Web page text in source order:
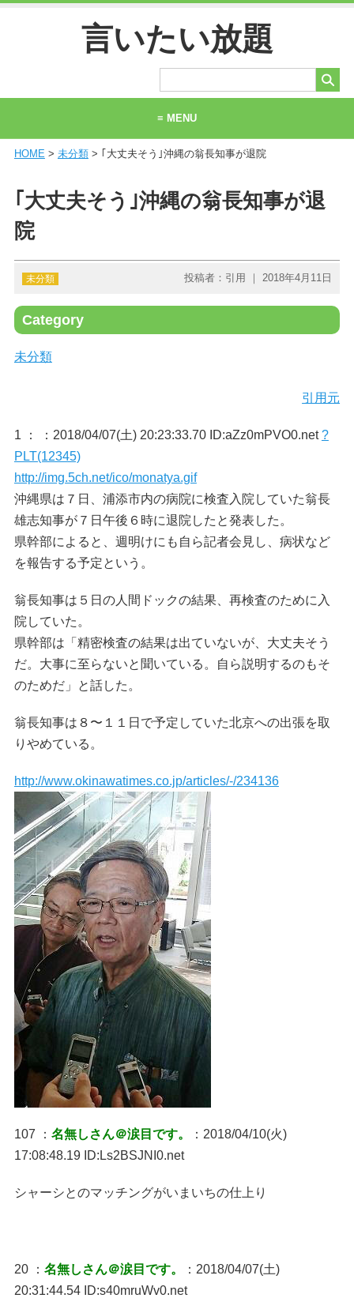
言いたい放題
≡ MENU
ホーム
当サイトについて
HOME> 未分類> ｢大丈夫そう｣沖縄の翁長知事が退院
｢大丈夫そう｣沖縄の翁長知事が退
院
未分類 投稿者：引用 ｜ 2018年4月11日
Category
未分類
引用元
1 ： ：2018/04/07(土) 20:23:33.70 ID:aZz0mPVO0.net?
PLT(12345)
http://img.5ch.net/ico/monatya.gif
沖縄県は７日、浦添市内の病院に検査入院していた翁長
雄志知事が７日午後６時に退院したと発表した。
県幹部によると、週明けにも自ら記者会見し、病状など
を報告する予定という。
翁長知事は５日の人間ドックの結果、再検査のために入
院していた。
県幹部は「精密検査の結果は出ていないが、大丈夫そう
だ。大事に至らないと聞いている。自ら説明するのもそ
のためだ」と話した。
翁長知事は８〜１１日で予定していた北京への出張を取
りやめている。
http://www.okinawatimes.co.jp/articles/-/234136
107 ： 名無しさん＠涙目です。
：2018/04/10(火)
17:08:48.19 ID:Ls2BSJNI0.net
シャーシとのマッチングがいまいちの仕上り
20 ： 名無しさん＠涙目です。
：2018/04/07(土)
20:31:44.54 ID:s40mruWv0.net